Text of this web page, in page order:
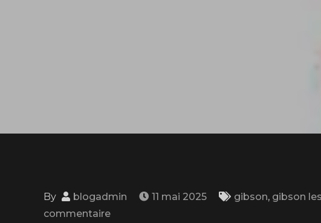
By blogadmin 11 mai 2025 gibson, gibson
commentaireon